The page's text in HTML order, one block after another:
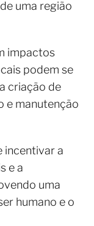
uma região
impactos
podem se
criação de
e manutenção
incentivar a
e a
uma
humano e o